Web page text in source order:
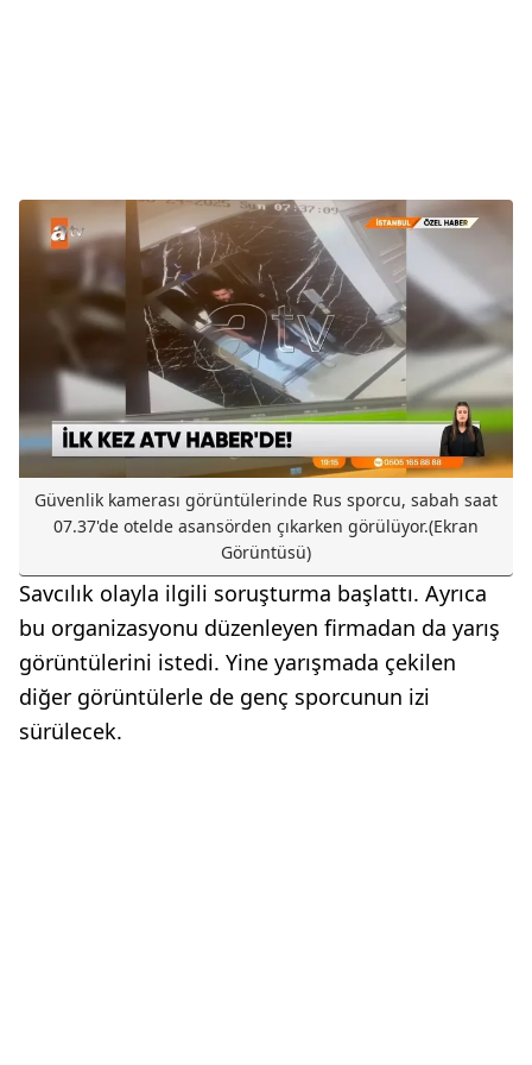
Güvenlik kamerası görüntülerinde Rus sporcu, sabah saat
07.37'de otelde asansörden çıkarken görülüyor.(Ekran
Görüntüsü)
Savcılık olayla ilgili soruşturma başlattı. Ayrıca
bu organizasyonu düzenleyen firmadan da yarış
görüntülerini istedi. Yine yarışmada çekilen
diğer görüntülerle de genç sporcunun izi
sürülecek.